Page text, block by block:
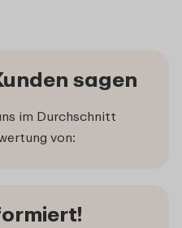
sagen
im Durchschnitt
von: